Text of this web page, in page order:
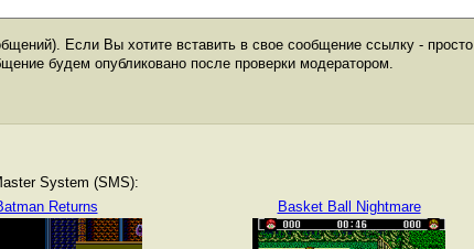
Если Вы хотите вставить в свое сообщение ссылку - просто
будем опубликовано после проверки модератором.
System (SMS):
Returns Basket Ball Nightmare